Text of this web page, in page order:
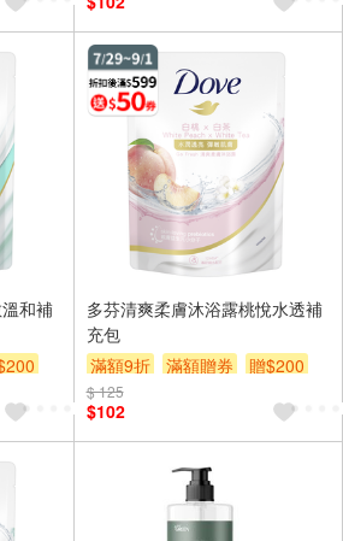
和補
多芬清爽柔膚沐浴露桃悅水透補
充包
滿額9折
滿額贈券 贈$200
$ 125
$102